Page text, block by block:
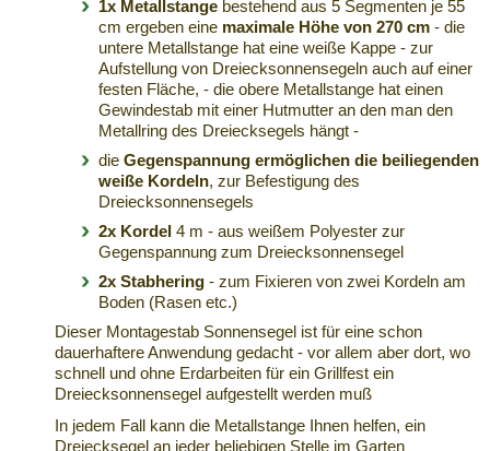
1x Metallstange bestehend aus 5 Segmenten je 55
cm ergeben eine maximale Höhe von 270 cm - die
untere Metallstange hat eine weiße Kappe - zur
Aufstellung von Dreiecksonnensegeln auch auf einer
festen Fläche, - die obere Metallstange hat einen
Gewindestab mit einer Hutmutter an den man den
Metallring des Dreiecksegels hängt -
die Gegenspannung ermöglichen die beiliegenden
weiße Kordeln, zur Befestigung des
Dreiecksonnensegels
2x Kordel 4 m - aus weißem Polyester zur
Gegenspannung zum Dreiecksonnensegel
2x Stabhering - zum Fixieren von zwei Kordeln am
Boden (Rasen etc.)
Dieser Montagestab Sonnensegel ist für eine schon
dauerhaftere Anwendung gedacht - vor allem aber dort, wo
schnell und ohne Erdarbeiten für ein Grillfest ein
Dreiecksonnensegel aufgestellt werden muß
In jedem Fall kann die Metallstange Ihnen helfen, ein
Dreiecksegel an jeder beliebigen Stelle im Garten